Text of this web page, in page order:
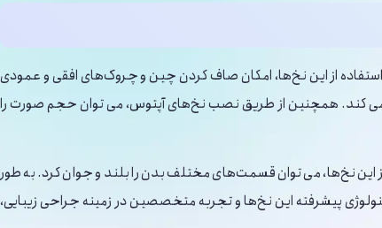
از این نخ‌ها، امکان صاف کردن چین و چروک‌های افقی و عمودی
می‌ کند. همچنین از طریق نصب نخ‌های آپتوس، می‌ توان حجم صورت را
این نخ‌ها، می ‌توان قسمت‌های مختلف بدن را بلند و جوان کرد. به طور
پیشرفته این نخ‌ها و تجربه متخصصین در زمینه جراحی زیبایی،